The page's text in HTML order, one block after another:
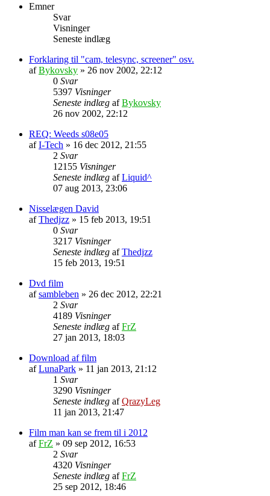
Emner
Svar
Visninger
Seneste indlæg
Forklaring til "cam, telesync, screener" osv.
afBykovsky » 26 nov 2002, 22:12
0 Svar
5397 Visninger
Seneste indlæg afBykovsky
26 nov 2002, 22:12
REQ: Weeds s08e05
afI-Tech » 16 dec 2012, 21:55
2 Svar
12155 Visninger
Seneste indlæg afLiquid^
07 aug 2013, 23:06
Nisselægen David
afThedjzz » 15 feb 2013, 19:51
0 Svar
3217 Visninger
Seneste indlæg afThedjzz
15 feb 2013, 19:51
Dvd film
afsambleben » 26 dec 2012, 22:21
2 Svar
4189 Visninger
Seneste indlæg afFrZ
27 jan 2013, 18:03
Download af film
afLunaPark » 11 jan 2013, 21:12
1 Svar
3290 Visninger
Seneste indlæg afQrazyLeg
11 jan 2013, 21:47
Film man kan se frem til i 2012
afFrZ » 09 sep 2012, 16:53
2 Svar
4320 Visninger
Seneste indlæg afFrZ
25 sep 2012, 18:46